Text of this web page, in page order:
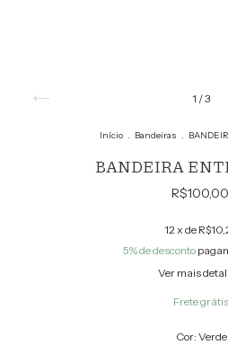
1 /3
Início . Bandeiras .
BANDEIRA
R$100,00
12 x de
5% de desconto
Ver mais
Frete grátis
Cor: Verde